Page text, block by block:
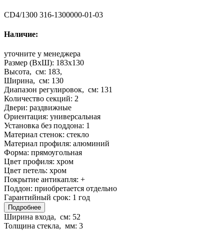
CD4/1300 316-1300000-01-03
Наличие:
уточните у менеджера
Размер (ВхШ): 183x130
Высота, см: 183,
Ширина, см: 130
Диапазон регулировок, см: 131
Количество секций: 2
Двери: раздвижные
Ориентация: универсальная
Установка без поддона: 1
Материал стенок: cтекло
Материал профиля: алюминий
Форма: прямоугольная
Цвет профиля: хром
Цвет петель: хром
Покрытие антикапля: +
Поддон: приобретается отдельно
Гарантийный срок: 1 год
Подробнее
Ширина входа, см: 52
Толщина стекла, мм: 3